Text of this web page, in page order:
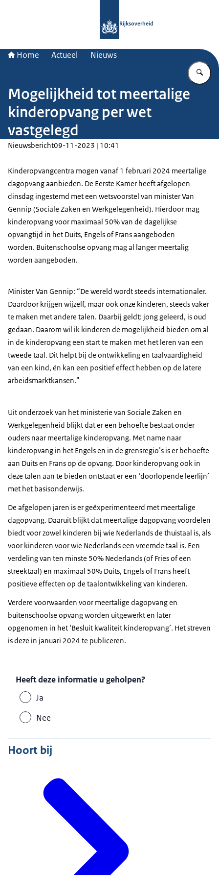
Rijksoverheid
Home Actueel Nieuws
Mogelijkheid tot meertalige
kinderopvang per wet
vastgelegd
Nieuwsbericht09-11-2023 | 10:41
Kinderopvangcentra mogen vanaf 1 februari 2024 meertalige
dagopvang aanbieden. De Eerste Kamer heeft afgelopen
dinsdag ingestemd met een wetsvoorstel van minister Van
Gennip (Sociale Zaken en Werkgelegenheid). Hierdoor mag
kinderopvang voor maximaal 50% van de dagelijkse
opvangtijd in het Duits, Engels of Frans aangeboden
worden. Buitenschoolse opvang mag al langer meertalig
worden aangeboden.
Minister Van Gennip: “De wereld wordt steeds internationaler.
Daardoor krijgen wijzelf, maar ook onze kinderen, steeds vaker
te maken met andere talen. Daarbij geldt: jong geleerd, is oud
gedaan. Daarom wil ik kinderen de mogelijkheid bieden om al
in de kinderopvang een start te maken met het leren van een
tweede taal. Dit helpt bij de ontwikkeling en taalvaardigheid
van een kind, én kan een positief effect hebben op de latere
arbeidsmarktkansen.”
Uit onderzoek van het ministerie van Sociale Zaken en
Werkgelegenheid blijkt dat er een behoefte bestaat onder
ouders naar meertalige kinderopvang. Met name naar
kinderopvang in het Engels en in de grensregio’s is er behoefte
aan Duits en Frans op de opvang. Door kinderopvang ook in
deze talen aan te bieden ontstaat er een ‘doorlopende leerlijn’
met het basisonderwijs.
De afgelopen jaren is er geëxperimenteerd met meertalige
dagopvang. Daaruit blijkt dat meertalige dagopvang voordelen
biedt voor zowel kinderen bij wie Nederlands de thuistaal is, als
voor kinderen voor wie Nederlands een vreemde taal is. Een
verdeling van ten minste 50% Nederlands (of Fries of een
streektaal) en maximaal 50% Duits, Engels of Frans heeft
positieve effecten op de taalontwikkeling van kinderen.
Verdere voorwaarden voor meertalige dagopvang en
buitenschoolse opvang worden uitgewerkt en later
opgenomen in het ‘Besluit kwaliteit kinderopvang’. Het streven
is deze in januari 2024 te publiceren.
Heeft deze informatie u geholpen?
Ja
Nee
Hoort bij